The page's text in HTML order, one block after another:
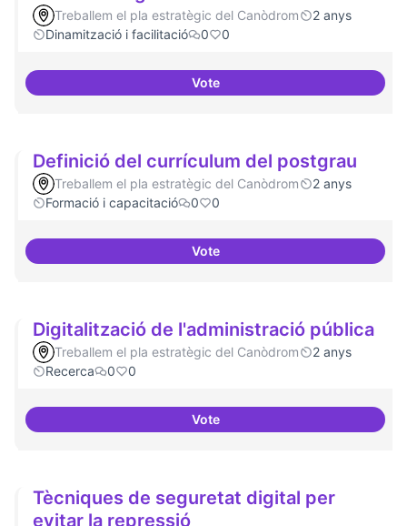
Treballem el pla estratègic del Canòdrom
2 anys
Dinamització i facilitació
0 0
VoteILP Drets Digitals
Definició del currículum del postgrau
Treballem el pla estratègic del Canòdrom
2 anys
Formació i capacitació
0 0
VoteDefinició del currículum del
Digitalització de l'administració pública
Treballem el pla estratègic del Canòdrom
2 anys
Recerca
0 0
VoteDigitalització de l'administració
Tècniques de seguretat digital per
evitar la repressió